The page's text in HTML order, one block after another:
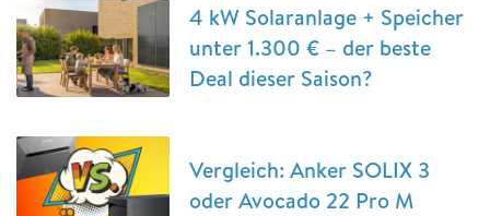
4 kW Solaranlage + Speicher
unter 1.300 € – der beste
Deal dieser Saison?
Vergleich: Anker SOLIX 3
oder Avocado 22 Pro M